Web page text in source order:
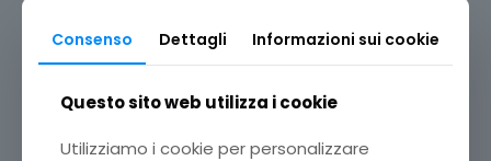
VALORE 324.453 € 365.449 €
rispetto alla
37%
Consenso Dettagli Informazioni sui cookie
Questo sito web utilizza i cookie
Utilizziamo i cookie per personalizzare